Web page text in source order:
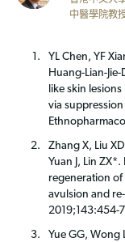
中醫學院教
YL Chen, YF
Huang-Lian-
like skin
via suppression
Zhang X, Liu
Yuan J, Lin
regeneration
avulsion and
2019;143:454-
Yue GG, Wong